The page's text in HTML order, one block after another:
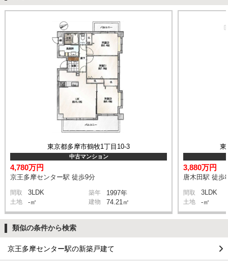
東京都多摩市鶴牧1丁目10-3
中古マンション
4,780万円
京王多摩センター駅 徒歩9分
間取 3LDK 築年 1997年
土地 -㎡ 建物 74.21㎡
東
3,880万円
唐木田駅 徒歩
間取 3LDK
土地 -㎡
類似の条件から検索
京王多摩センター駅の新築戸建て